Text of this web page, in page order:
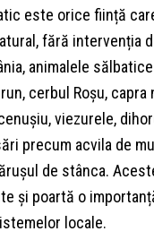
este orice ființă
fără intervenția
animalele
cerbul Roșu, capra
viezurele,
precum acvila de
de stânca.
și poartă o
locale.